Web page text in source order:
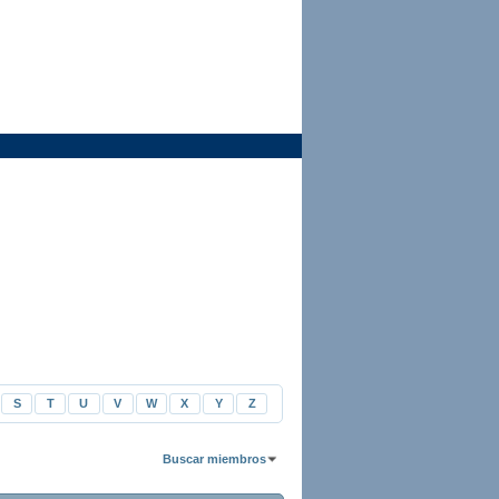
S T U V W X Y Z
Buscar miembros